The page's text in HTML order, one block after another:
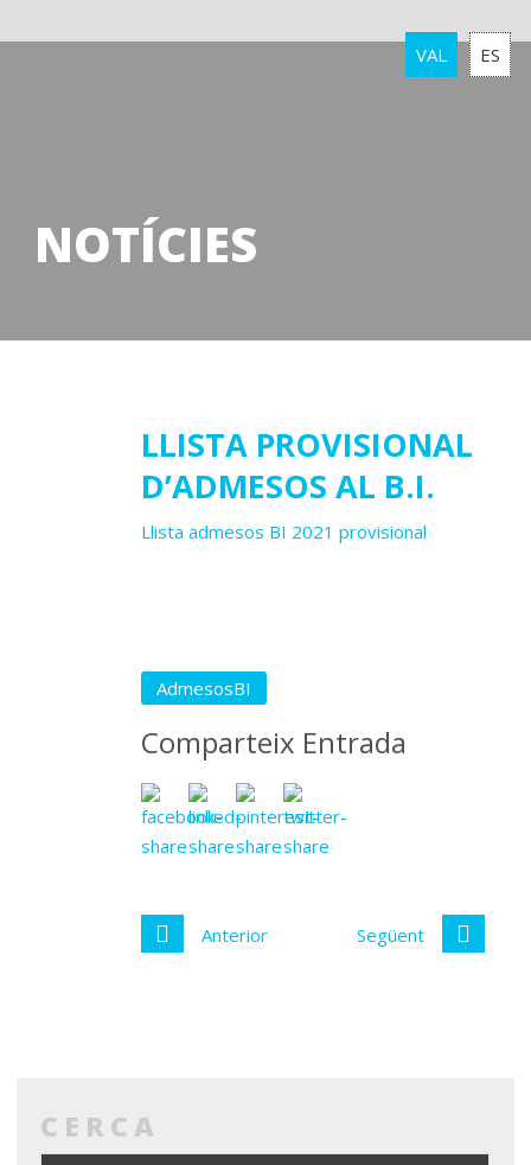
VAL ES
NOTÍCIES
LLISTA PROVISIONAL
D’ADMESOS AL B.I.
Llista admesos BI 2021 provisional
AdmesosBI
Comparteix Entrada
Anterior Següent
CERCA